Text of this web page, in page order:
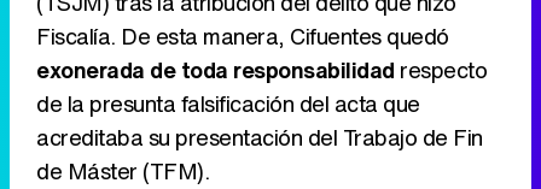
Fiscalía. De esta manera, Cifuentes quedó
exonerada de toda responsabilidad respecto
de la presunta falsificación del acta que
acreditaba su presentación del Trabajo de Fin
de Máster (TFM).